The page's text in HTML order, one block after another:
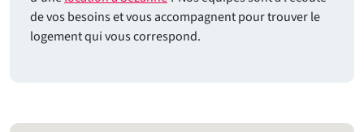
de vos besoins et vous accompagnent pour trouver le
logement qui vous correspond.